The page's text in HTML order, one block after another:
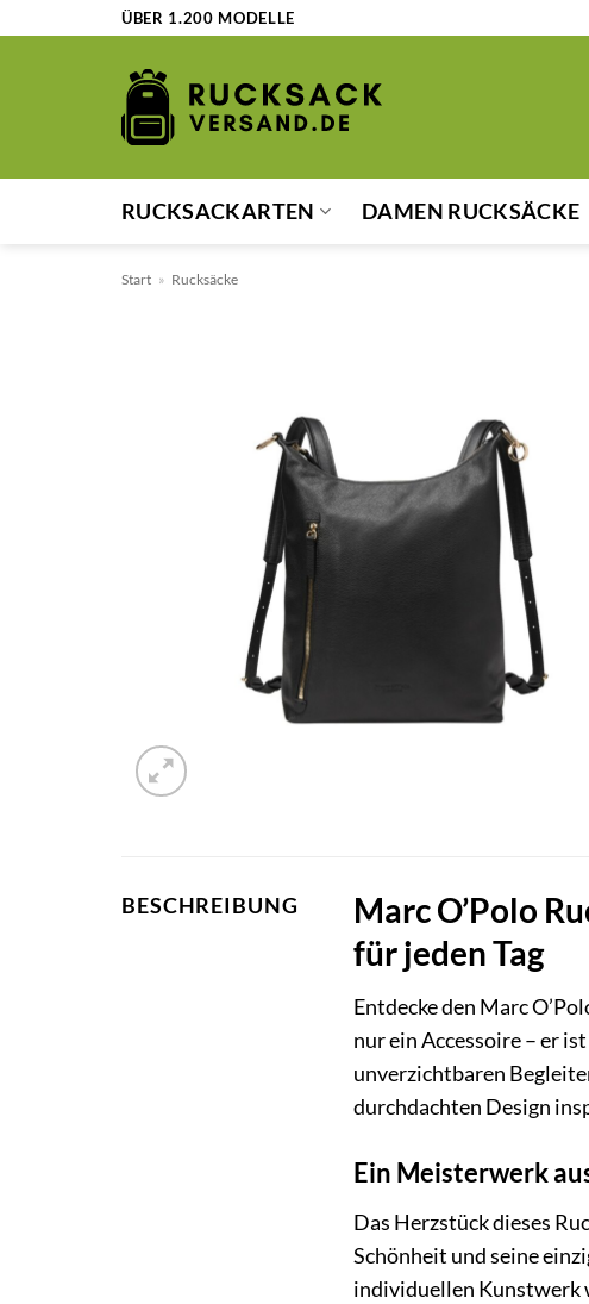
ÜBER 1.200 MODELLE
RUCKSACKARTEN DAMEN RUCKSÄCKE
Start » Rucksäcke
BESCHREIBUNG
Marc O’Polo
für jeden Tag
Entdecke den Marc
nur ein Accessoire – er
unverzichtbaren
durchdachten Design
Ein Meisterwerk
Das Herzstück dieses
Schönheit und seine
individuellen Kunstwerk